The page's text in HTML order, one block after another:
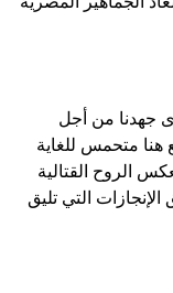
جهدنا من أجل
متحمس للغاية
الروح القتالية
التي تليق